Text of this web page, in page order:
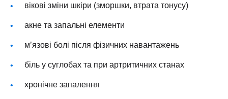
вікові зміни шкіри (зморшки, втрата тонусу)
акне та запальні елементи
м’язові болі після фізичних навантажень
біль у суглобах та при артритичних станах
хронічне запалення